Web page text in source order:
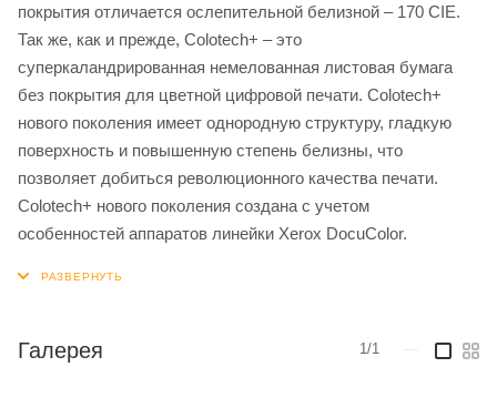
покрытия отличается ослепительной белизной – 170 CIE.
Так же, как и прежде, Colotech+ – это
cуперкаландрированная немелованная листовая бумага
без покрытия для цветной цифровой печати. Colotech+
нового поколения имеет однородную структуру, гладкую
поверхность и повышенную степень белизны, что
позволяет добиться революционного качества печати.
Colotech+ нового поколения создана с учетом
особенностей аппаратов линейки Xerox DocuColor.
Галерея 1/1